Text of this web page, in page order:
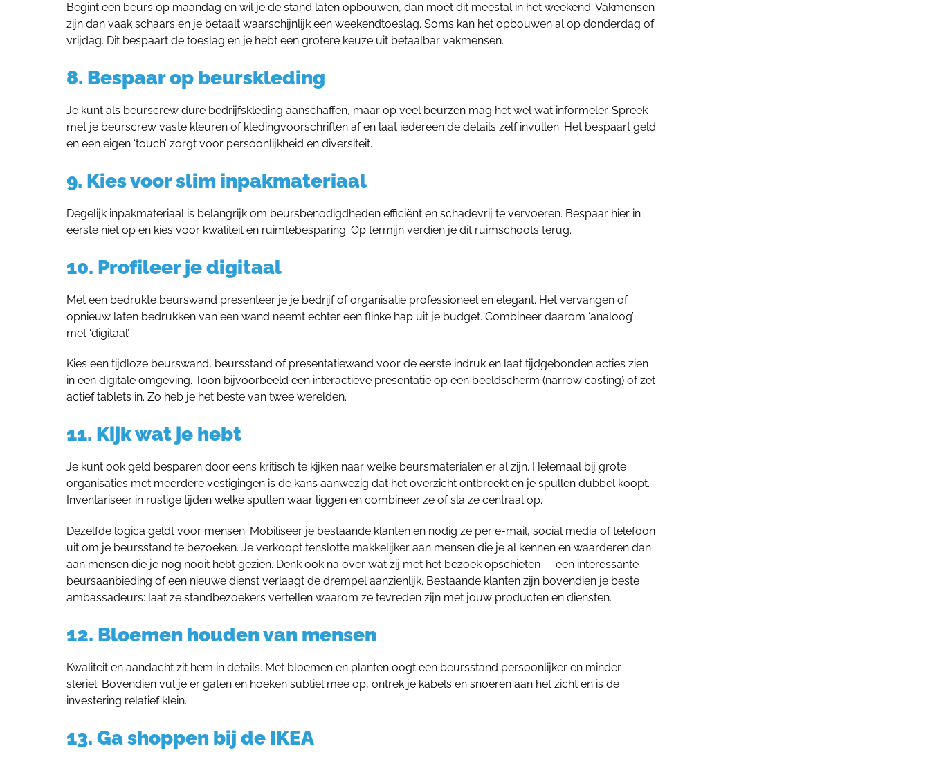
Begint een beurs op maandag en wil je de stand laten opbouwen, dan moet dit meestal in het weekend. Vakmensen
zijn dan vaak schaars en je betaalt waarschijnlijk een weekendtoeslag. Soms kan het opbouwen al op donderdag of
vrijdag. Dit bespaart de toeslag en je hebt een grotere keuze uit betaalbar vakmensen.
8. Bespaar op beurskleding
Je kunt als beurscrew dure bedrijfskleding aanschaffen, maar op veel beurzen mag het wel wat informeler. Spreek
met je beurscrew vaste kleuren of kledingvoorschriften af en laat iedereen de details zelf invullen. Het bespaart geld
en een eigen ‘touch’ zorgt voor persoonlijkheid en diversiteit.
9. Kies voor slim inpakmateriaal
Degelijk inpakmateriaal is belangrijk om beursbenodigdheden efficiënt en schadevrij te vervoeren. Bespaar hier in
eerste niet op en kies voor kwaliteit en ruimtebesparing. Op termijn verdien je dit ruimschoots terug.
10. Profileer je digitaal
Met een bedrukte beurswand presenteer je je bedrijf of organisatie professioneel en elegant. Het vervangen of
opnieuw laten bedrukken van een wand neemt echter een flinke hap uit je budget. Combineer daarom ‘analoog’
met ‘digitaal’.
Kies een tijdloze beurswand, beursstand of presentatiewand voor de eerste indruk en laat tijdgebonden acties zien
in een digitale omgeving. Toon bijvoorbeeld een interactieve presentatie op een beeldscherm (narrow casting) of zet
actief tablets in. Zo heb je het beste van twee werelden.
11. Kijk wat je hebt
Je kunt ook geld besparen door eens kritisch te kijken naar welke beursmaterialen er al zijn. Helemaal bij grote
organisaties met meerdere vestigingen is de kans aanwezig dat het overzicht ontbreekt en je spullen dubbel koopt.
Inventariseer in rustige tijden welke spullen waar liggen en combineer ze of sla ze centraal op.
Dezelfde logica geldt voor mensen. Mobiliseer je bestaande klanten en nodig ze per e-mail, social media of telefoon
uit om je beursstand te bezoeken. Je verkoopt tenslotte makkelijker aan mensen die je al kennen en waarderen dan
aan mensen die je nog nooit hebt gezien. Denk ook na over wat zij met het bezoek opschieten — een interessante
beursaanbieding of een nieuwe dienst verlaagt de drempel aanzienlijk. Bestaande klanten zijn bovendien je beste
ambassadeurs: laat ze standbezoekers vertellen waarom ze tevreden zijn met jouw producten en diensten.
12. Bloemen houden van mensen
Kwaliteit en aandacht zit hem in details. Met bloemen en planten oogt een beursstand persoonlijker en minder
steriel. Bovendien vul je er gaten en hoeken subtiel mee op, ontrek je kabels en snoeren aan het zicht en is de
investering relatief klein.
13. Ga shoppen bij de IKEA